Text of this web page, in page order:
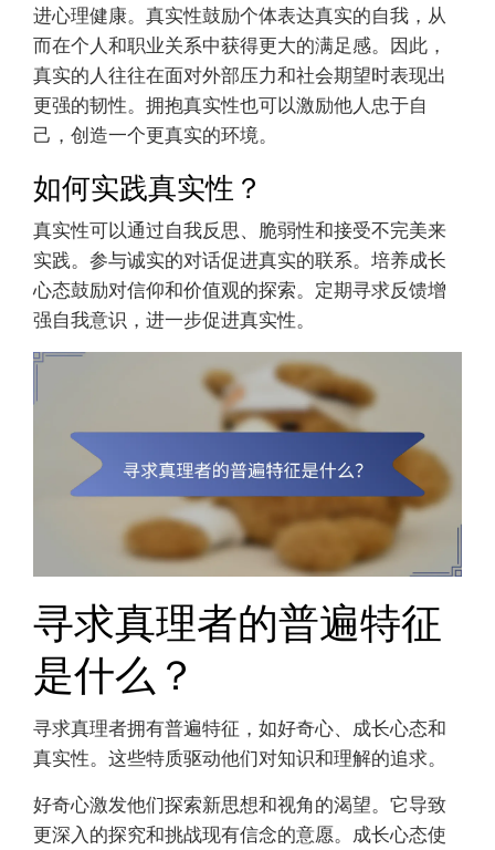
进心理健康。真实性鼓励个体表达真实的自我，从
而在个人和职业关系中获得更大的满足感。因此，
真实的人往往在面对外部压力和社会期望时表现出
更强的韧性。拥抱真实性也可以激励他人忠于自
己，创造一个更真实的环境。
如何实践真实性？
真实性可以通过自我反思、脆弱性和接受不完美来
实践。参与诚实的对话促进真实的联系。培养成长
心态鼓励对信仰和价值观的探索。定期寻求反馈增
强自我意识，进一步促进真实性。
寻求真理者的普遍特征
是什么？
寻求真理者拥有普遍特征，如好奇心、成长心态和
真实性。这些特质驱动他们对知识和理解的追求。
好奇心激发他们探索新思想和视角的渴望。它导致
更深入的探究和挑战现有信念的意愿。成长心态使